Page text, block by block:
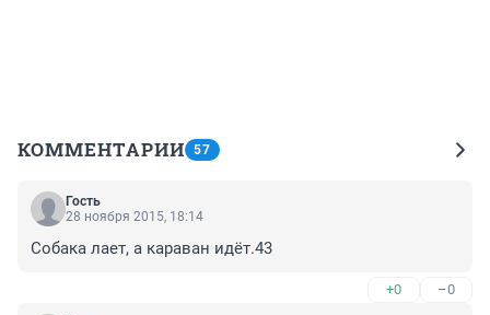
КОММЕНТАРИИ 57
Гость
28 ноября 2015, 18:14
Собака лает, а караван идёт.43
+0 –0